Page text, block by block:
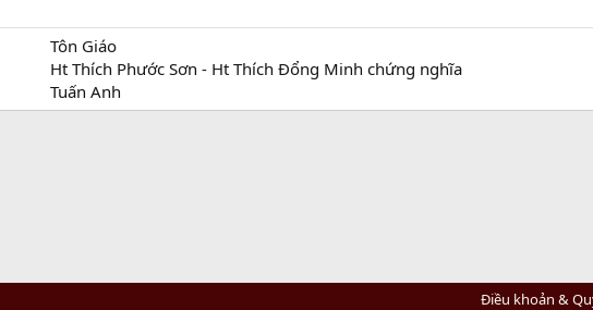
Tôn Giáo
Ht Thích Phước Sơn - Ht Thích Đổng Minh chứng nghĩa
Tuấn Anh
Điều khoản &